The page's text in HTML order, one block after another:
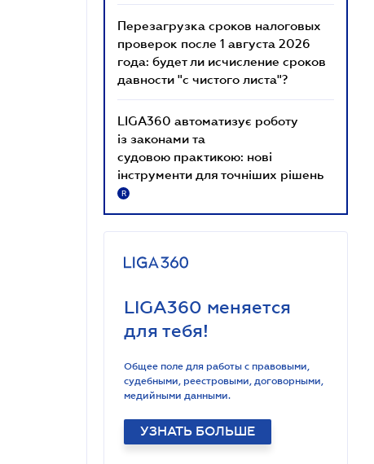
Перезагрузка сроков налоговых
проверок после 1 августа 2026
года: будет ли исчисление сроков
давности "с чистого листа"?
LIGA360 автоматизує роботу
із законами та
судовою практикою: нові
інструменти для точніших рішень
R
LIGA360 меняется
для тебя!
Общее поле для работы с правовыми,
судебными, реестровыми, договорными,
медийными данными.
УЗНАТЬ БОЛЬШЕ